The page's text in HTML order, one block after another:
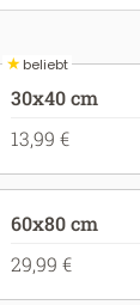
★beliebt
30x40 cm
13,99 €
60x80 cm
29,99 €